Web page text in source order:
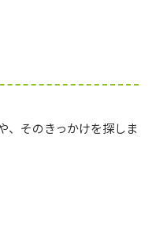
、そのきっかけを探しま